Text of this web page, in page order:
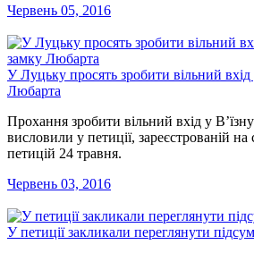
Червень 05, 2016
У Луцьку просять зробити вільний
Любарта
Прохання зробити вільний вхід у
висловили у петиції, зареєстрованій на
петицій 24 травня.
Червень 03, 2016
У петиції закликали переглянути